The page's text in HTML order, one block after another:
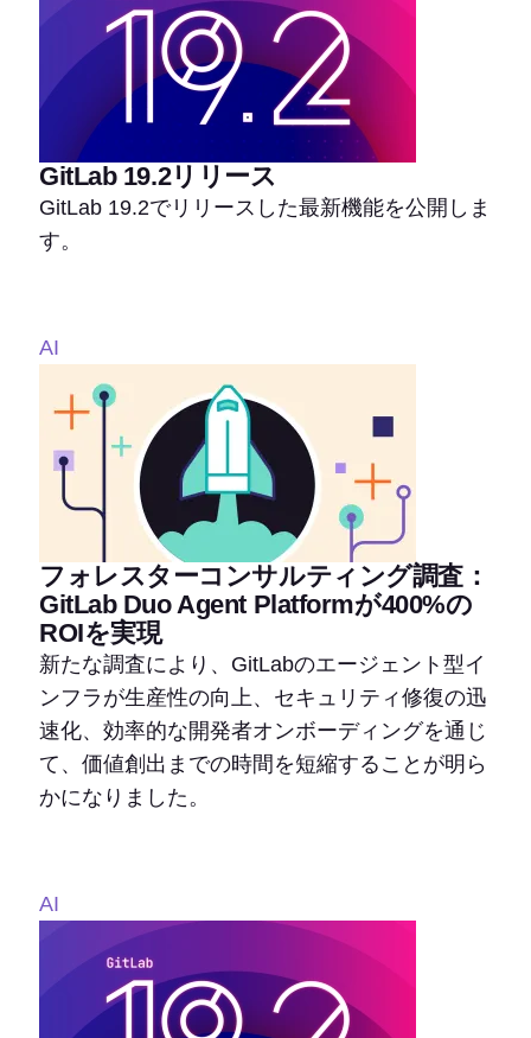
GitLab 19.2リリース
GitLab 19.2でリリースした最新機能を公開しま
す。
AI
フォレスターコンサルティング調査：
GitLab Duo Agent Platformが400%の
ROIを実現
新たな調査により、GitLabのエージェント型イ
ンフラが生産性の向上、セキュリティ修復の迅
速化、効率的な開発者オンボーディングを通じ
て、価値創出までの時間を短縮することが明ら
かになりました。
AI